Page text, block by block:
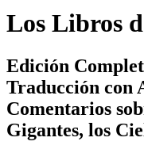
Los Libros
Edición
Traducción con
Comentarios
Gigantes, los